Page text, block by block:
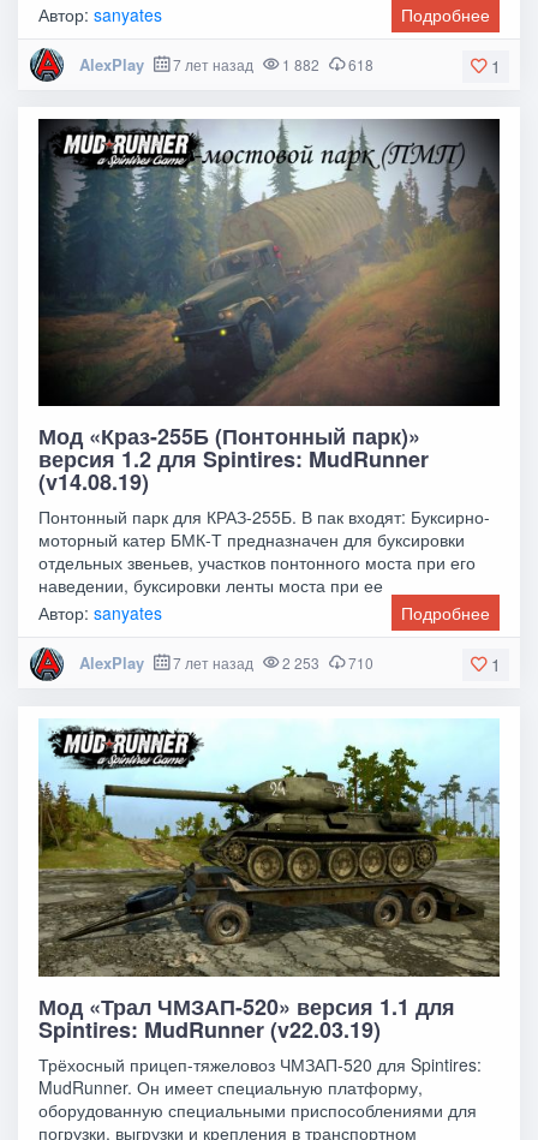
Автор:sanyates Подробнее
1
AlexPlay 7 лет назад 1 882 618
Мод «Краз-255Б (Понтонный парк)»
версия 1.2 для Spintires: MudRunner
(v14.08.19)
Понтонный парк для КРАЗ-255Б. В пак входят: Буксирно-
моторный катер БМК-Т предназначен для буксировки
отдельных звеньев, участков понтонного моста при его
наведении, буксировки ленты моста при ее
Автор:sanyates Подробнее
1
AlexPlay 7 лет назад 2 253 710
Мод «Трал ЧМЗАП-520» версия 1.1 для
Spintires: MudRunner (v22.03.19)
Трёхосный прицеп-тяжеловоз ЧМЗАП-520 для Spintires:
MudRunner. Он имеет специальную платформу,
оборудованную специальными приспособлениями для
погрузки, выгрузки и крепления в транспортном